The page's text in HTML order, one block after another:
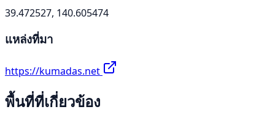
39.472527, 140.605474
แหล่งที่มา
https://kumadas.net
พื้นที่ที่เกี่ยวข้อง